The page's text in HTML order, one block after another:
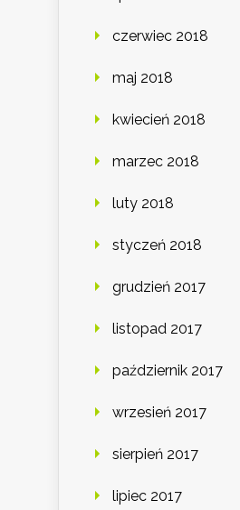
czerwiec 2018
maj 2018
kwiecień 2018
marzec 2018
luty 2018
styczeń 2018
grudzień 2017
listopad 2017
październik 2017
wrzesień 2017
sierpień 2017
lipiec 2017